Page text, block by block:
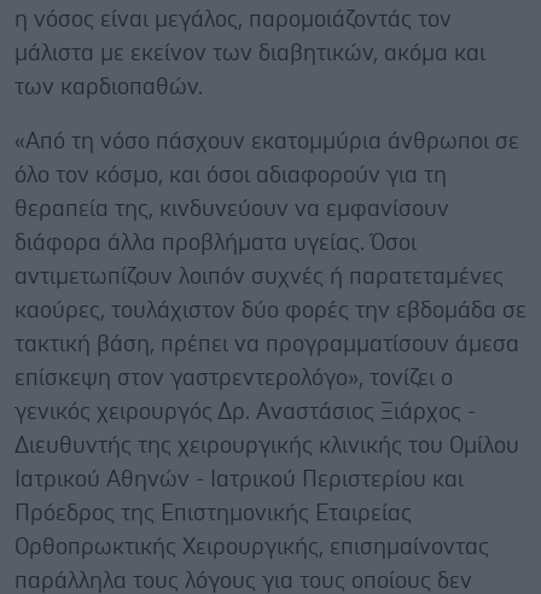
η νόσος είναι μεγάλος, παρομοιάζοντάς τον
μάλιστα με εκείνον των διαβητικών, ακόμα και
των καρδιοπαθών.
«Από τη νόσο πάσχουν εκατομμύρια άνθρωποι σε
όλο τον κόσμο, και όσοι αδιαφορούν για τη
θεραπεία της, κινδυνεύουν να εμφανίσουν
διάφορα άλλα προβλήματα υγείας. Όσοι
αντιμετωπίζουν λοιπόν συχνές ή παρατεταμένες
καούρες, τουλάχιστον δύο φορές την εβδομάδα σε
τακτική βάση, πρέπει να προγραμματίσουν άμεσα
επίσκεψη στον γαστρεντερολόγο», τονίζει ο
γενικός χειρουργός Δρ. Αναστάσιος Ξιάρχος -
Διευθυντής της χειρουργικής κλινικής του Ομίλου
Ιατρικού Αθηνών - Ιατρικού Περιστερίου και
Πρόεδρος της Επιστημονικής Εταιρείας
Ορθοπρωκτικής Χειρουργικής, επισημαίνοντας
παράλληλα τους λόγους για τους οποίους δεν